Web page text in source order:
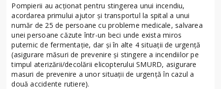
Pompierii au acționat pentru stingerea unui incendiu,
acordarea primului ajutor și transportul la spital a unui
număr de 25 de persoane cu probleme medicale, salvarea
unei persoane căzute într-un beci unde exista miros
puternic de fermentație, dar și în alte 4 situații de urgență
(asigurare măsuri de prevenire și stingere a incendiilor pe
timpul aterizării/decolării elicopterului SMURD, asigurare
masuri de prevenire a unor situații de urgență în cazul a
două accidente rutiere).